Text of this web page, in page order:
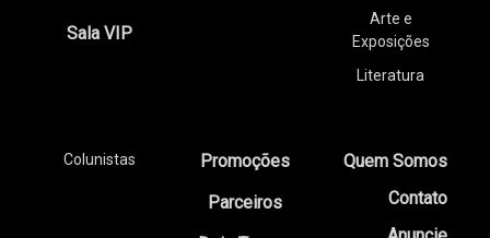
Sala VIP
Arte e
Exposições
Literatura
Colunistas
Promoções
Parceiros
Quem Somos
Contato